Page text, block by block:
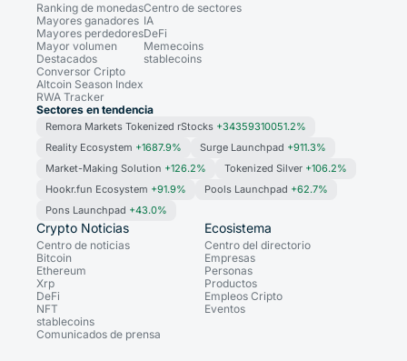
Ranking de monedas
Mayores ganadores
Mayores perdedores
Mayor volumen
Destacados
Conversor Cripto
Altcoin Season Index
RWA Tracker
Centro de sectores
IA
DeFi
Memecoins
stablecoins
Sectores en tendencia
Remora Markets Tokenized rStocks +34359310051.2%
Reality Ecosystem +1687.9% Surge Launchpad +911.3%
Market-Making Solution +126.2% Tokenized Silver +106.2%
Hookr.fun Ecosystem +91.9% Pools Launchpad +62.7%
Pons Launchpad +43.0%
Crypto Noticias
Centro de noticias
Bitcoin
Ethereum
Xrp
DeFi
NFT
stablecoins
Comunicados de prensa
Ecosistema
Centro del directorio
Empresas
Personas
Productos
Empleos Cripto
Eventos